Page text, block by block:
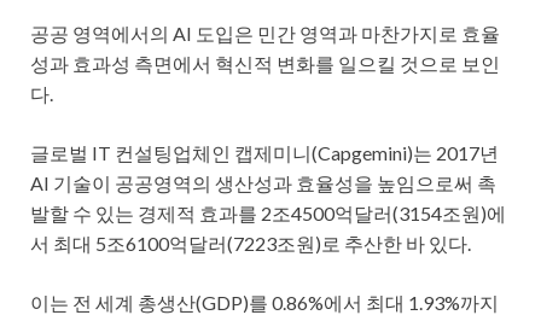
공공 영역에서의 AI 도입은 민간 영역과 마찬가지로 효율
성과 효과성 측면에서 혁신적 변화를 일으킬 것으로 보인
다.
글로벌 IT 컨설팅업체인 캡제미니(Capgemini)는 2017년
AI 기술이 공공영역의 생산성과 효율성을 높임으로써 촉
발할 수 있는 경제적 효과를 2조4500억달러(3154조원)에
서 최대 5조6100억달러(7223조원)로 추산한 바 있다.
이는 전 세계 총생산(GDP)를 0.86%에서 최대 1.93%까지